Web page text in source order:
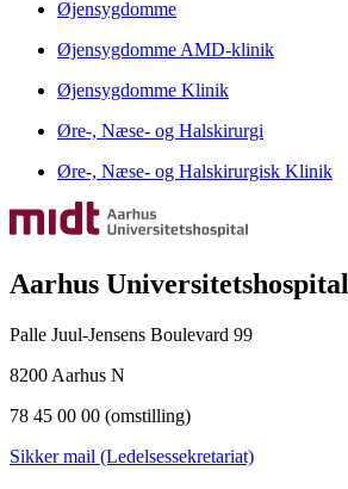
Øjensygdomme
Øjensygdomme AMD-klinik
Øjensygdomme Klinik
Øre-, Næse- og Halskirurgi
Øre-, Næse- og Halskirurgisk Klinik
Aarhus Universitetshospital
Palle Juul-Jensens Boulevard 99
8200 Aarhus N
78 45 00 00 (omstilling)
Sikker mail (Ledelsessekretariat)